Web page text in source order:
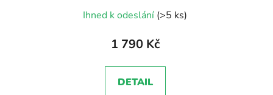
hodnocení
produktu
5,0
z
Ihned k odeslání (>5 ks)
1 790 Kč
DETAIL